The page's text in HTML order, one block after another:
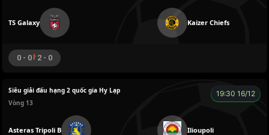
TS Galaxy Kaizer Chiefs
0 - 0 2 - 0
Siêu giải đấu hạng 2 quốc gia Hy Lạp
Vòng 13
19:30 16/12
Asteras Tripoli B Ilioupoli